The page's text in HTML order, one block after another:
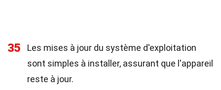
35
Les mises à jour du système d'exploitation
sont simples à installer, assurant que l'appareil
reste à jour.